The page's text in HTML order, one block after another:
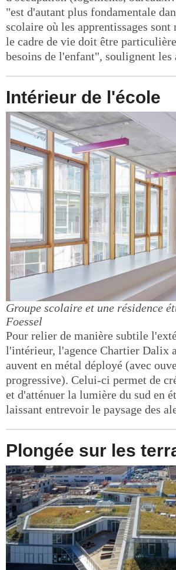
"est d'autant plus fondamentale
scolaire où les apprentissages sont
le cadre de vie doit être
besoins de l'enfant", soulignent les
Intérieur de l'école
Groupe scolaire et une résidence
Foessel
Pour relier de manière subtile
l'intérieur, l'agence Chartier Dalix
auvent en métal déployé (avec
progressive). Celui-ci permet de
et d'atténuer la lumière du sud en
laissant entrevoir le paysage des
Plongée sur les